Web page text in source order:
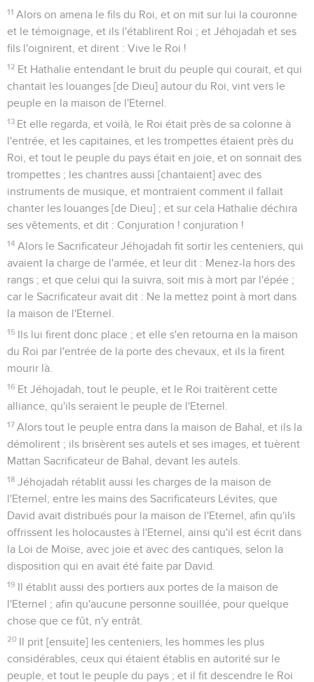
11 Alors on amena le fils du Roi, et on mit sur lui la couronne
et le témoignage, et ils l'établirent Roi ; et Jéhojadah et ses
fils l'oignirent, et dirent : Vive le Roi !
12 Et Hathalie entendant le bruit du peuple qui courait, et qui
chantait les louanges [de Dieu] autour du Roi, vint vers le
peuple en la maison de l'Eternel.
13 Et elle regarda, et voilà, le Roi était près de sa colonne à
l'entrée, et les capitaines, et les trompettes étaient près du
Roi, et tout le peuple du pays était en joie, et on sonnait des
trompettes ; les chantres aussi [chantaient] avec des
instruments de musique, et montraient comment il fallait
chanter les louanges [de Dieu] ; et sur cela Hathalie déchira
ses vêtements, et dit : Conjuration ! conjuration !
14 Alors le Sacrificateur Jéhojadah fit sortir les centeniers, qui
avaient la charge de l'armée, et leur dit : Menez-la hors des
rangs ; et que celui qui la suivra, soit mis à mort par l'épée ;
car le Sacrificateur avait dit : Ne la mettez point à mort dans
la maison de l'Eternel.
15 Ils lui firent donc place ; et elle s'en retourna en la maison
du Roi par l'entrée de la porte des chevaux, et ils la firent
mourir là.
16 Et Jéhojadah, tout le peuple, et le Roi traitèrent cette
alliance, qu'ils seraient le peuple de l'Eternel.
17 Alors tout le peuple entra dans la maison de Bahal, et ils la
démolirent ; ils brisèrent ses autels et ses images, et tuèrent
Mattan Sacrificateur de Bahal, devant les autels.
18 Jéhojadah rétablit aussi les charges de la maison de
l'Eternel, entre les mains des Sacrificateurs Lévites, que
David avait distribués pour la maison de l'Eternel, afin qu'ils
offrissent les holocaustes à l'Eternel, ainsi qu'il est écrit dans
la Loi de Moïse, avec joie et avec des cantiques, selon la
disposition qui en avait été faite par David.
19 Il établit aussi des portiers aux portes de la maison de
l'Eternel ; afin qu'aucune personne souillée, pour quelque
chose que ce fût, n'y entrât.
20 Il prit [ensuite] les centeniers, les hommes les plus
considérables, ceux qui étaient établis en autorité sur le
peuple, et tout le peuple du pays ; et il fit descendre le Roi